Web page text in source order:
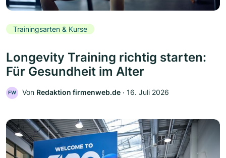
Trainingsarten & Kurse
Longevity Training richtig starten:
Für Gesundheit im Alter
FW Von Redaktion firmenweb.de ‧ 16. Juli 2026